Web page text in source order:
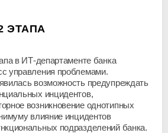
ЭТАПА
в ИТ-департаменте банка
управления проблемами.
возможность предупреждать
инцидентов,
возникновение однотипных
влияние инцидентов
подразделений банка.